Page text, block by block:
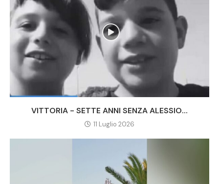
VITTORIA - SETTE ANNI SENZA ALESSIO...
11 Luglio 2026